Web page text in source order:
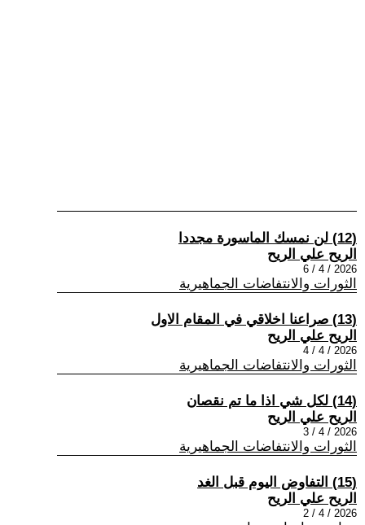
(12) لن نمسك الماسورة مجددا
الريح علي الريح
2026 / 4 / 6
الثورات والانتفاضات الجماهيرية
(13) صراعنا اخلاقي في المقام الاول
الريح علي الريح
2026 / 4 / 4
الثورات والانتفاضات الجماهيرية
(14) لكل شي اذا ما تم نقصان
الريح علي الريح
2026 / 4 / 3
الثورات والانتفاضات الجماهيرية
(15) التفاوض اليوم قبل الغد
الريح علي الريح
2026 / 4 / 2